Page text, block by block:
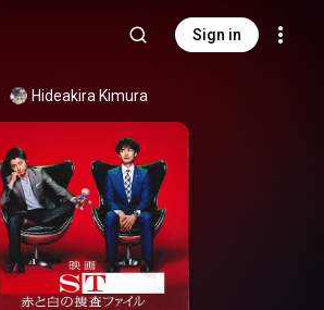
Sign in
Hideakira Kimura